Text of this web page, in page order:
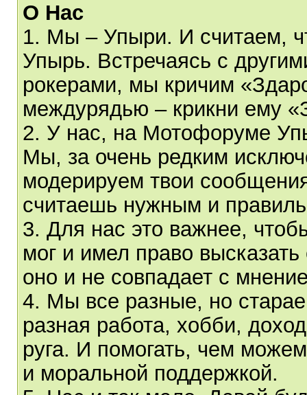
О Нас
1. Мы – Упыри. И считаем,
Упырь. Встречаясь с
рокерами, мы кричим
междурядью – крикни ему
2. У нас, на Мотофоруме
Мы, за очень редким
модерируем твои
считаешь нужным и
3. Для нас это важнее,
мог и имел право
оно и не совпадает с
4. Мы все разные, но
разная работа, хобби,
руга. И помогать, чем
и моральной поддержкой.